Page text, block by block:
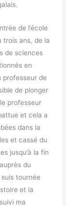
de l’école
trois ans, de la
de sciences
en
professeur de
de plonger
professeur
et cela a
dans la
et cassé du
jusqu’à la fin
du
suis tournée
et la
ma